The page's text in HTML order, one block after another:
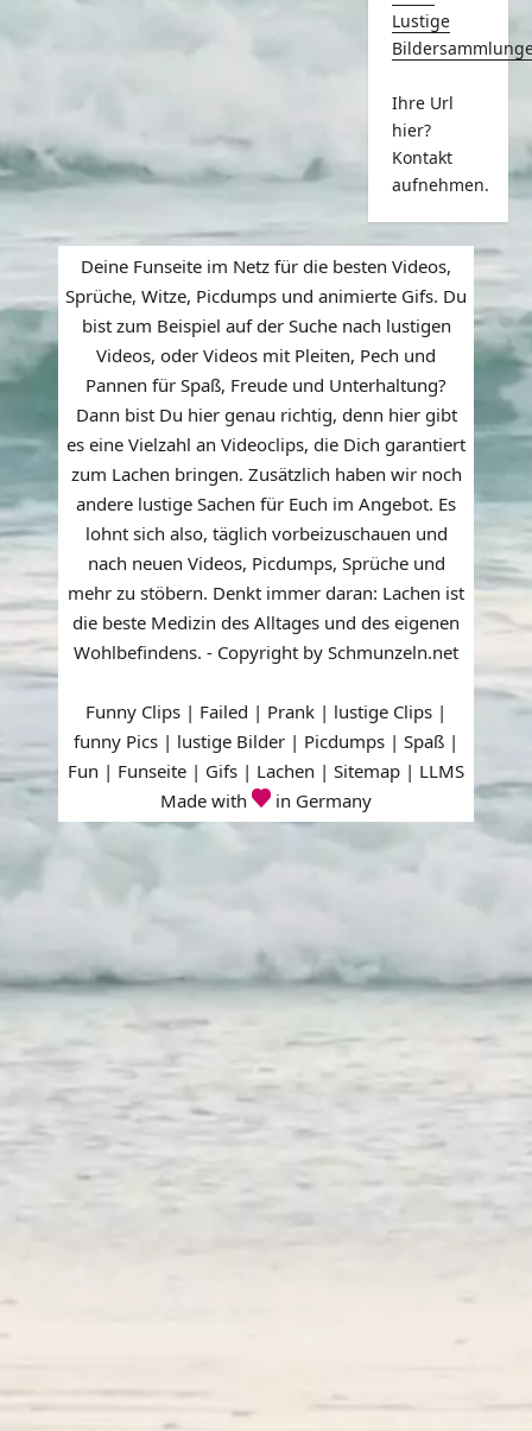
Lustige
Ihre Url
hier?
Kontakt
aufnehmen.
Deine Funseite im Netz für die besten Videos,
Sprüche, Witze, Picdumps und animierte Gifs. Du
bist zum Beispiel auf der Suche nach lustigen
Videos, oder Videos mit Pleiten, Pech und
Pannen für Spaß, Freude und Unterhaltung?
Dann bist Du hier genau richtig, denn hier gibt
es eine Vielzahl an Videoclips, die Dich garantiert
zum Lachen bringen. Zusätzlich haben wir noch
andere lustige Sachen für Euch im Angebot. Es
lohnt sich also, täglich vorbeizuschauen und
nach neuen Videos, Picdumps, Sprüche und
mehr zu stöbern. Denkt immer daran: Lachen ist
die beste Medizin des Alltages und des eigenen
Wohlbefindens. - Copyright by Schmunzeln.net
Funny Clips | Failed | Prank | lustige Clips |
funny Pics | lustige Bilder | Picdumps | Spaß |
Fun | Funseite | Gifs | Lachen | Sitemap | LLMS
Made with
in Germany